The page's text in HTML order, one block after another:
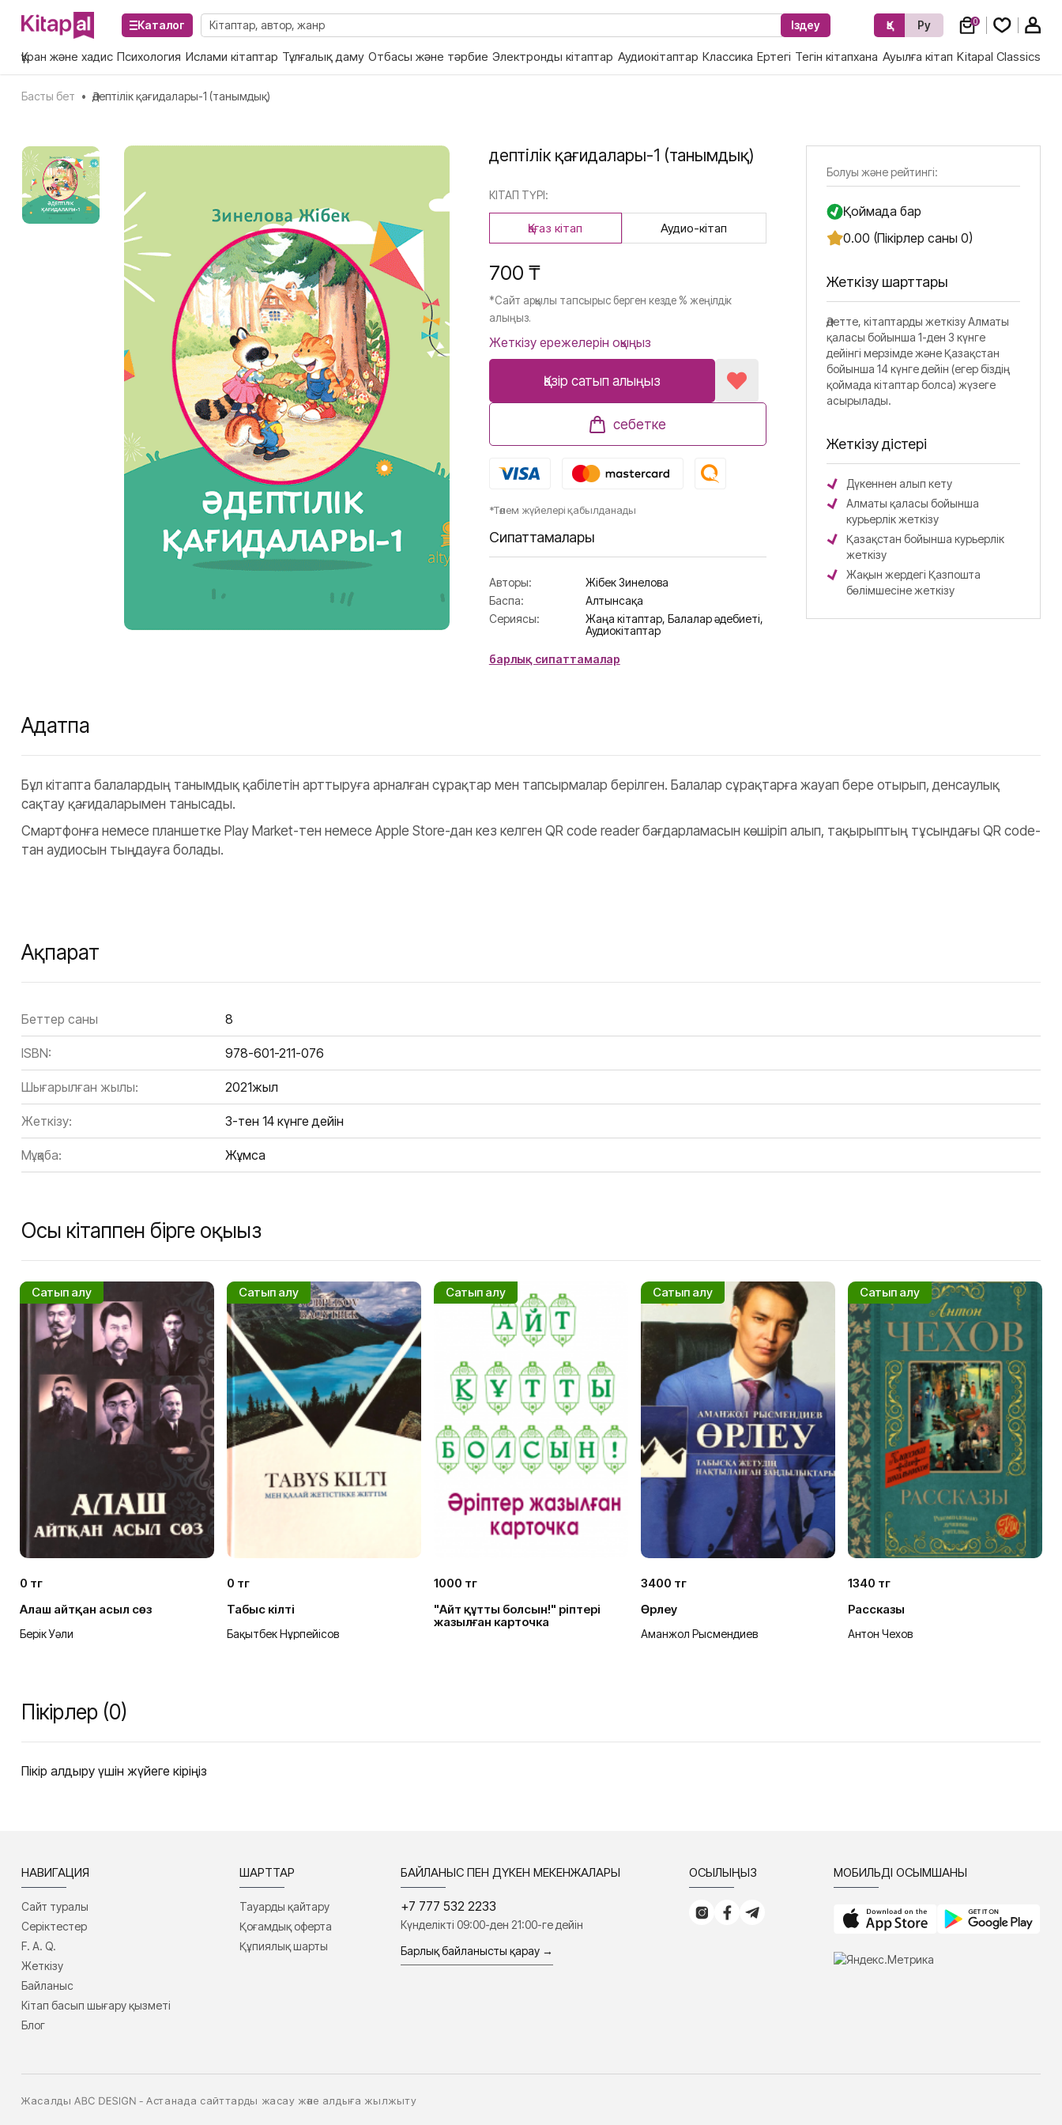
Каталог Іздеу Қз Ру 0
Құран және хадис Психология Ислами кітаптар Тұлғалық даму Отбасы және тәрбие Электронды кітаптар Аудиокітаптар Классика Ертегі Тегін кітапхана Ауылға кітап Kitapal Classics
Басты бет • Әдептілік қағидалары-1 (танымдық)
Әдептілік қағидалары-1 (танымдық)
КІТАП ТҮРІ:
Қағаз кітап Аудио-кітап
700 ₸
*Сайт арқылы тапсырыс берген кезде % жеңілдік
алыңыз.
Жеткізу ережелерін оқыңыз
Қазір сатып алыңыз
себетке
*Төлем жүйелері қабылданады
Сипаттамалары
Авторы:
Жібек Зинелова
Баспа:
Алтынсақа
Сериясы:
Жаңа кітаптар, Балалар әдебиеті,
Аудиокітаптар
барлық сипаттамалар
Болуы және рейтингі:
Қоймада бар
0.00 (Пікірлер саны 0)
Жеткізу шарттары
Әдетте, кітаптарды жеткізу Алматы
қаласы бойынша 1-ден 3 күнге
дейінгі мерзімде және Қазақстан
бойынша 14 күнге дейін (егер біздің
қоймада кітаптар болса) жүзеге
асырылады.
Жеткізу әдістері
Дүкеннен алып кету
Алматы қаласы бойынша
курьерлік жеткізу
Қазақстан бойынша курьерлік
жеткізу
Жақын жердегі Қазпошта
бөлімшесіне жеткізу
Аңдатпа
Бұл кітапта балалардың танымдық қабілетін арттыруға арналған сұрақтар мен тапсырмалар берілген. Балалар сұрақтарға жауап бере отырып, денсаулық
сақтау қағидаларымен танысады.
Смартфонға немесе планшетке Play Market-тен немесе Apple Store-дан кез келген QR code reader бағдарламасын көшіріп алып, тақырыптың тұсындағы QR code-
тан аудиосын тыңдауға болады.
Ақпарат
Беттер саны 8
ISBN: 978-601-211-076
Шығарылған жылы: 2021жыл
Жеткізу: 3-тен 14 күнге дейін
Мұқаба: Жұмсақ
Осы кітаппен бірге оқыңыз
Сатып алу
0 тг
Алаш айтқан асыл сөз
Берік Уәли
Сатып алу
0 тг
Табыс кілті
Бақытбек Нұрпейісов
Сатып алу
1000 тг
"Айт құтты болсын!" әріптері
жазылған карточка
Сатып алу
3400 тг
Өрлеу
Аманжол Рысмендиев
Сатып алу
1340 тг
Рассказы
Антон Чехов
Пікірлер (0)
Пікір қалдыру үшін жүйеге кіріңіз
НАВИГАЦИЯ
Сайт туралы
Серіктестер
F. A. Q.
Жеткізу
Байланыс
Кітап басып шығару қызметі
Блог
ШАРТТАР
Тауарды қайтару
Қоғамдық оферта
Құпиялық шарты
БАЙЛАНЫС ПЕН ДҮКЕН МЕКЕНЖАЛАРЫ
+7 777 532 2233
Күнделікті 09:00-ден 21:00-ге дейін
Барлық байланысты қарау →
ҚОСЫЛЫҢЫЗ МОБИЛЬДІ ҚОСЫМШАНЫ
Жасалды - Астанада сайттарды жасау және алдыға жылжыту